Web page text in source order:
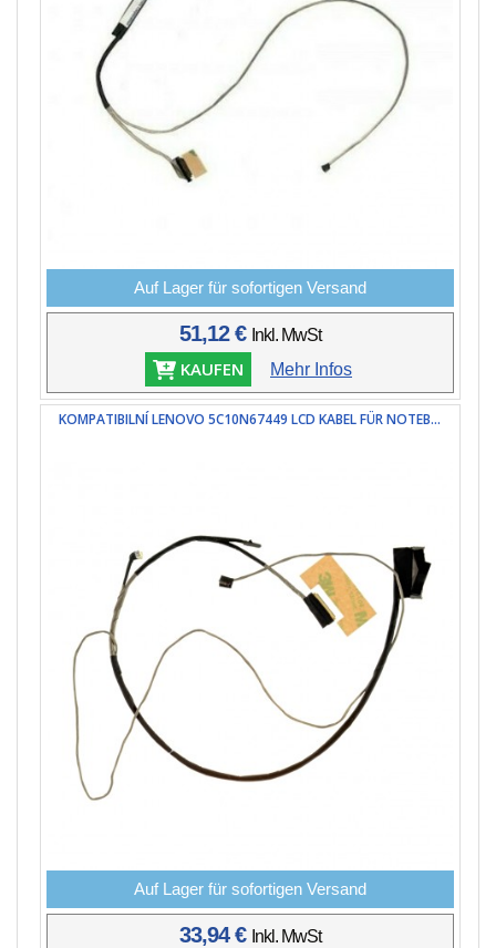
Auf Lager für sofortigen Versand
51,12 € Inkl. MwSt
KAUFEN Mehr Infos
KOMPATIBILNÍ LENOVO 5C10N67449 LCD KABEL FÜR NOTEB...
Auf Lager für sofortigen Versand
33,94 € Inkl. MwSt